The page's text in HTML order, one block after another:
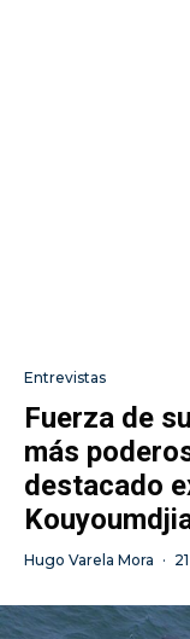
Entrevistas
Fuerza de
más
destacado
Hugo Varela Mora ·